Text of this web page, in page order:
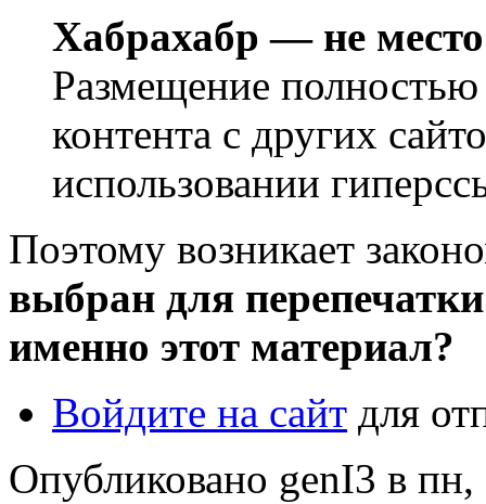
Хабрахабр — не
Размещение
контента с других
использовании
Поэтому возникает
выбран для
именно этот материал?
Войдите на сайт для
Опубликовано genI3 в